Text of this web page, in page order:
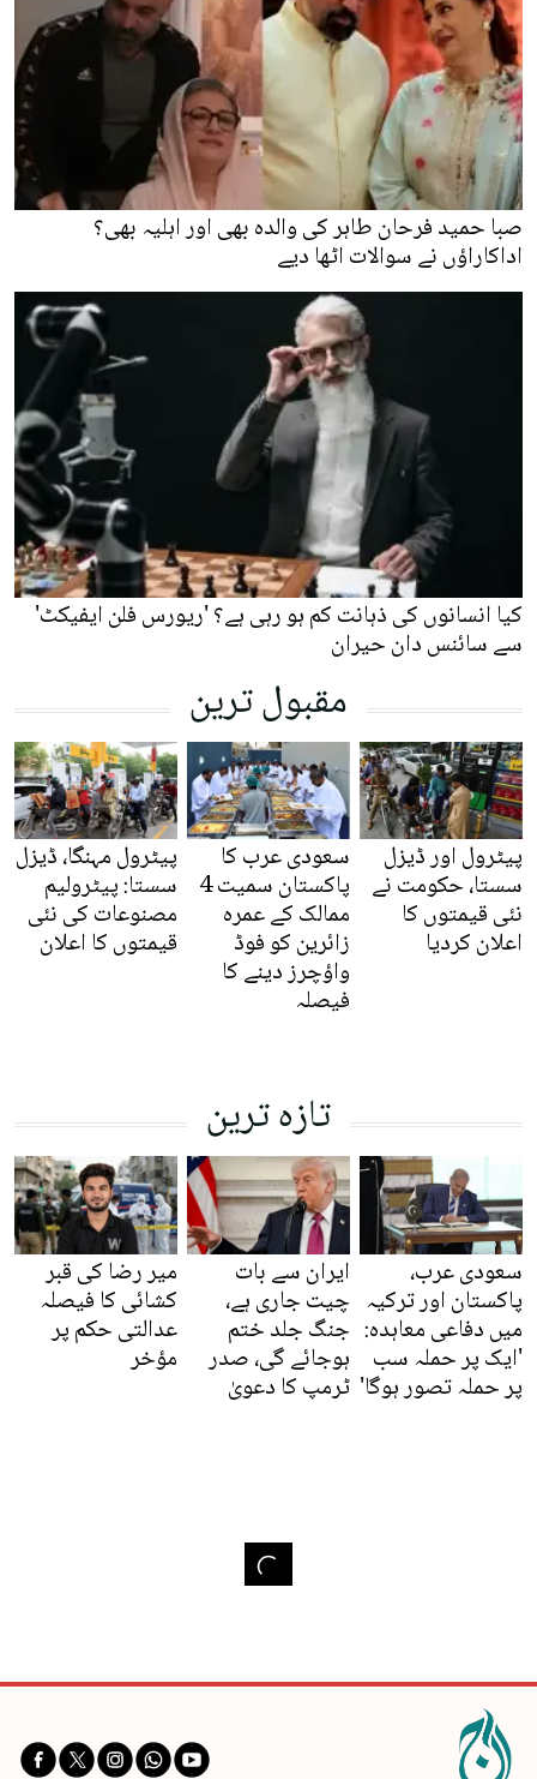
صبا حمید فرحان طاہر کی والدہ بھی اور اہلیہ بھی؟
اداکاراؤں نے سوالات اٹھا دیے
کیا انسانوں کی ذہانت کم ہو رہی ہے؟ 'ریورس فلن ایفیکٹ'
سے سائنس دان حیران
مقبول ترین
پیٹرول اور ڈیزل
سستا، حکومت نے
نئی قیمتوں کا
اعلان کردیا
سعودی عرب کا
پاکستان سمیت 4
ممالک کے عمرہ
زائرین کو فوڈ
واؤچرز دینے کا
فیصلہ
پیٹرول مہنگا، ڈیزل
سستا: پیٹرولیم
مصنوعات کی نئی
قیمتوں کا اعلان
تازہ ترین
سعودی عرب،
پاکستان اور ترکیہ
میں دفاعی معاہدہ:
'ایک پر حملہ سب
پر حملہ تصور ہوگا'
ایران سے بات
چیت جاری ہے،
جنگ جلد ختم
ہوجائے گی، صدر
ٹرمپ کا دعویٰ
میر رضا کی قبر
کشائی کا فیصلہ
عدالتی حکم پر
مؤخر